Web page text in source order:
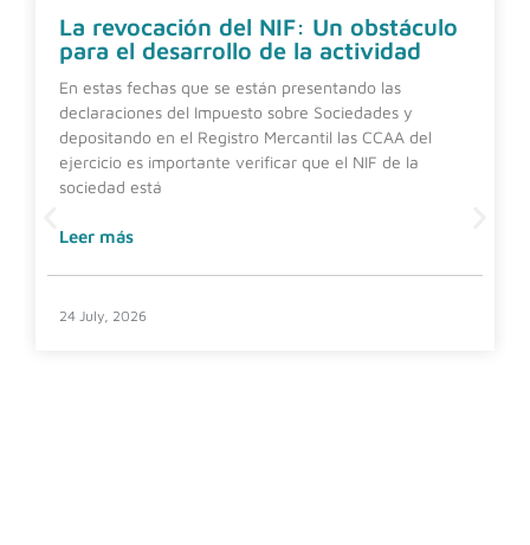
La revocación del NIF: Un obstáculo
para el desarrollo de la actividad
En estas fechas que se están presentando las
declaraciones del Impuesto sobre Sociedades y
depositando en el Registro Mercantil las CCAA del
ejercicio es importante verificar que el NIF de la
sociedad está
Leer más
24 July, 2026